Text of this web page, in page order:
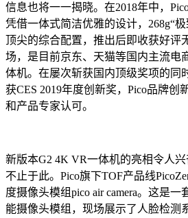
信息也将一一揭晓。在2018年中，
凭借一体式简洁优雅的设计，268g“
顶尖的综合配置，推出后即收获好评
场，是目前京东、天猫等国内主流电
体机。在屡次斩获国内顶级奖项的同
获CES 2019年度创新奖，Pico品牌创
和产品专家认可。
新版本G2 4K VR一体机的亮相令人
不止于此。Pico旗下TOF产品线
度摄像头模组pico air camera。这是
能摄像头模组，现场展示了人脸检测